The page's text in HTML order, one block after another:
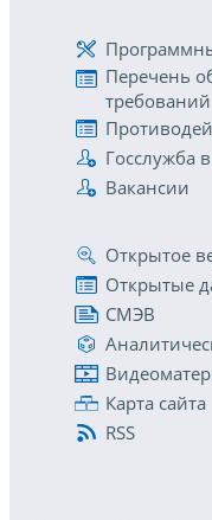
Перечень
требований
Госслужба
Вакансии
Открытое
Открытые
СМЭВ
Карта сайта
RSS